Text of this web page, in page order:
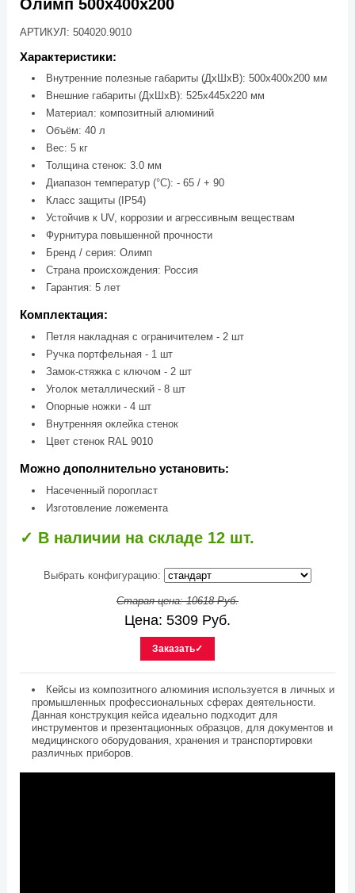
Олимп 500х400х200
АРТИКУЛ: 504020.9010
Характеристики:
Внутренние полезные габариты (ДхШхВ): 500х400х200 мм
Внешние габариты (ДхШхВ): 525х445х220 мм
Материал: композитный алюминий
Объём: 40 л
Вес: 5 кг
Толщина стенок: 3.0 мм
Диапазон температур (°C): - 65 / + 90
Класс защиты (IP54)
Устойчив к UV, коррозии и агрессивным веществам
Фурнитура повышенной прочности
Бренд / серия: Олимп
Страна происхождения: Россия
Гарантия: 5 лет
Комплектация:
Петля накладная с ограничителем - 2 шт
Ручка портфельная - 1 шт
Замок-стяжка с ключом - 2 шт
Уголок металлический - 8 шт
Опорные ножки - 4 шт
Внутренняя оклейка стенок
Цвет стенок RAL 9010
Можно дополнительно установить:
Насеченный поропласт
Изготовление ложемента
✓ В наличии на складе 12 шт.
Выбрать конфигурацию:
Старая цена:10618Руб.
Цена: 5309 Руб.
Заказать✓
Кейсы из композитного алюминия используется в личных и
промышленных профессиональных сферах деятельности.
Данная конструкция кейса идеально подходит для
инструментов и презентационных образцов, для документов и
медицинского оборудования, хранения и транспортировки
различных приборов.